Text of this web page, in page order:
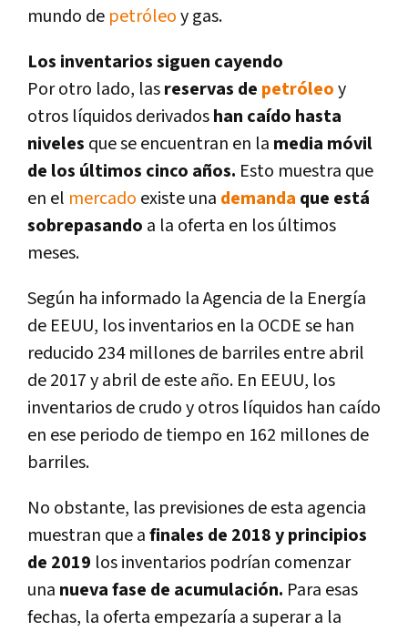
mundo de petróleoy gas.
Los inventarios siguen cayendo
Por otro lado, lasreservas de petróleoy
otros lí­quidos derivadoshan caí­do hasta
niveles que se encuentran en la media móvil
de los últimos cinco años. Esto muestra que
en el mercado existe una demanda que está
sobrepasando a la oferta en los últimos
meses.
Según ha informado la Agencia de la Energí­a
de EEUU, los inventarios en la OCDE se han
reducido 234 millones de barriles entre abril
de 2017 y abril de este año. En EEUU, los
inventarios de crudo y otros lí­quidos han caí­do
en ese periodo de tiempo en 162 millones de
barriles.
No obstante, las previsiones de esta agencia
muestran que afinales de 2018 y principios
de 2019 los inventarios podrí­an comenzar
una nueva fase de acumulación. Para esas
fechas, la oferta empezarí­a a superar a la